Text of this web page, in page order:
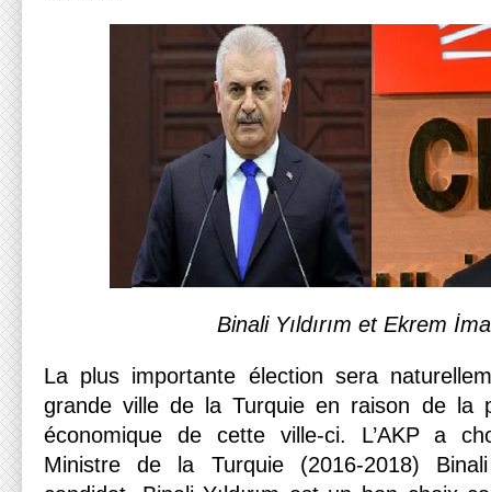
Binali Yıldırım et Ekrem
La plus importante élection sera
grande ville de la Turquie en raison de la
économique de cette ville-ci. L’AKP a
Ministre de la Turquie (2016-2018) Binali